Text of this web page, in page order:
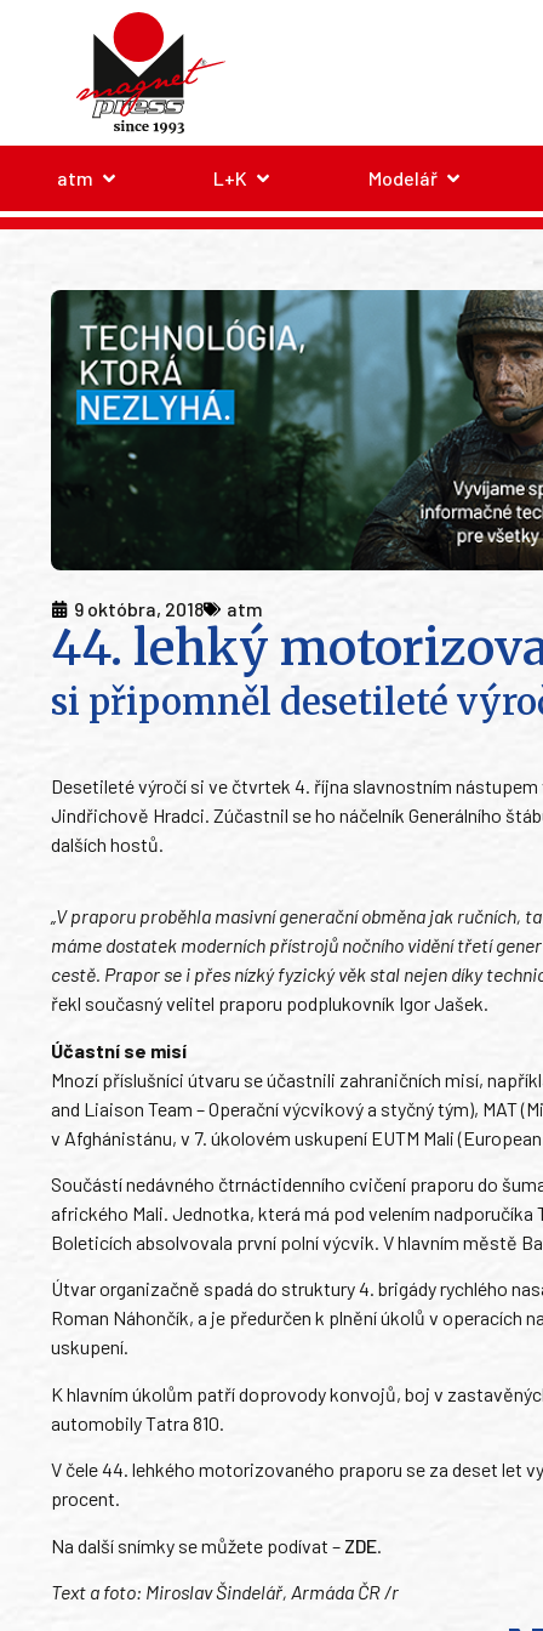
atm L+K Modelář
9 októbra, 2018 atm
44. lehký
si připomněl desetileté
Desetileté výročí si ve čtvrtek 4. října slavnostním
Jindřichově Hradci. Zúčastnil se ho náčelník Generálního
dalších hostů.
„V praporu proběhla masivní generační obměna jak ručních,
máme dostatek moderních přístrojů nočního vidění třetí
cestě. Prapor se i přes nízký fyzický věk stal nejen díky
řekl současný velitel praporu podplukovník Igor Jašek.
Účastní se misí
Mnozí příslušníci útvaru se účastnili zahraničních misí,
and Liaison Team – Operační výcvikový a styčný tým), MAT
v Afghánistánu, v 7. úkolovém uskupení EUTM Mali
Součástí nedávného čtrnáctidenního cvičení praporu do
afrického Mali. Jednotka, která má pod velením
Boleticích absolvovala první polní výcvik. V hlavním městě
Útvar organizačně spadá do struktury 4. brigády rychlého
Roman Náhončík, a je předurčen k plnění úkolů v operacích
uskupení.
K hlavním úkolům patří doprovody konvojů, boj v
automobily Tatra 810.
V čele 44. lehkého motorizovaného praporu se za deset let
procent.
Na další snímky se můžete podívat – ZDE
Text a foto: Miroslav Šindelář, Armáda ČR /r